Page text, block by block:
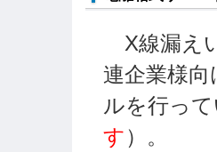
X線漏え
連企業様
ルを行っ
す ）。